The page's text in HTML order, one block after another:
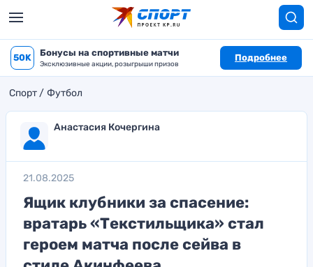
50K Бонусы на спортивные матчи
Эксклюзивные акции, розыгрыши призов
Подробнее
Спорт Футбол
Анастасия Кочергина
21.08.2025
Ящик клубники за спасение:
вратарь «Текстильщика» стал
героем матча после сейва в